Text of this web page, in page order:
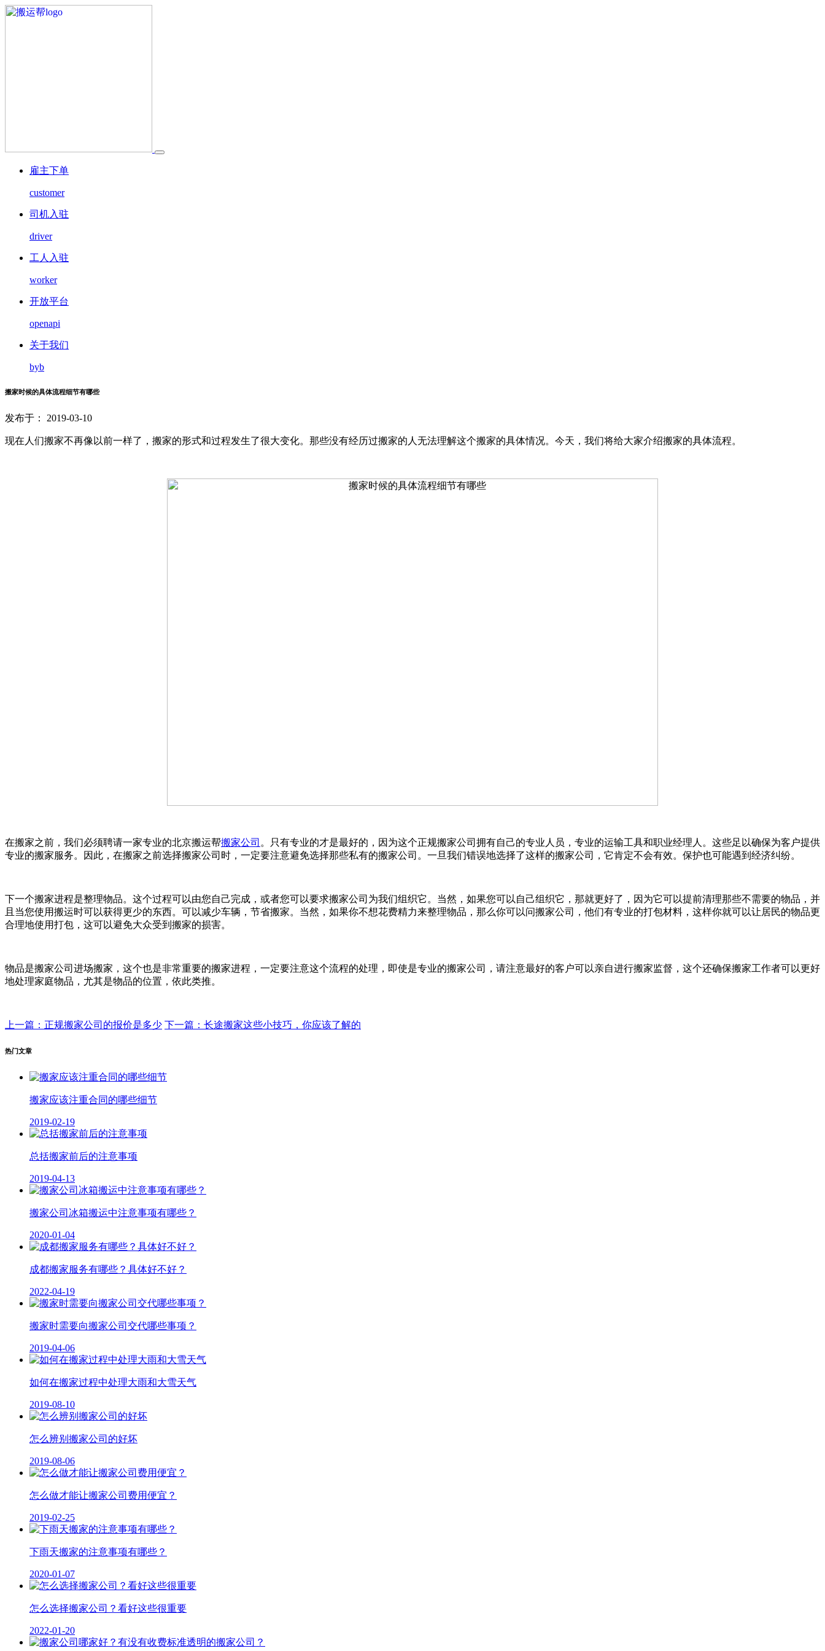
雇主下单
customer
司机入驻
driver
工人入驻
worker
开放平台
openapi
关于我们
byb
搬家时候的具体流程细节有哪些
发布于： 2019-03-10
现在人们搬家不再像以前一样了，搬家的形式和过程发生了很大变化。那些没有经历过搬家的人无法理解这个搬家的具体情况。今天，我们将给大家介绍搬家的具体流程。
在搬家之前，我们必须聘请一家专业的北京搬运帮搬家公司 。只有专业的才是最好的，因为这个正规搬家公司拥有自己的专业人员，专业的运输工具和职业经理人。这些足以确保为客户提供
专业的搬家服务。因此，在搬家之前选择搬家公司时，一定要注意避免选择那些私有的搬家公司。一旦我们错误地选择了这样的搬家公司，它肯定不会有效。保护也可能遇到经济纠纷。
下一个搬家进程是整理物品。这个过程可以由您自己完成，或者您可以要求搬家公司为我们组织它。当然，如果您可以自己组织它，那就更好了，因为它可以提前清理那些不需要的物品，并
且当您使用搬运时可以获得更少的东西。可以减少车辆，节省搬家。当然，如果你不想花费精力来整理物品，那么你可以问搬家公司，他们有专业的打包材料，这样你就可以让居民的物品更
合理地使用打包，这可以避免大众受到搬家的损害。
物品是搬家公司进场搬家，这个也是非常重要的搬家进程，一定要注意这个流程的处理，即使是专业的搬家公司，请注意最好的客户可以亲自进行搬家监督，这个还确保搬家工作者可以更好
地处理家庭物品，尤其是物品的位置，依此类推。
上一篇：正规搬家公司的报价是多少 下一篇：长途搬家这些小技巧，你应该了解的
热门文章
搬家应该注重合同的哪些细节
2019-02-19
总括搬家前后的注意事项
2019-04-13
搬家公司冰箱搬运中注意事项有哪些？
2020-01-04
成都搬家服务有哪些？具体好不好？
2022-04-19
搬家时需要向搬家公司交代哪些事项？
2019-04-06
如何在搬家过程中处理大雨和大雪天气
2019-08-10
怎么辨别搬家公司的好坏
2019-08-06
怎么做才能让搬家公司费用便宜？
2019-02-25
下雨天搬家的注意事项有哪些？
2020-01-07
怎么选择搬家公司？看好这些很重要
2022-01-20